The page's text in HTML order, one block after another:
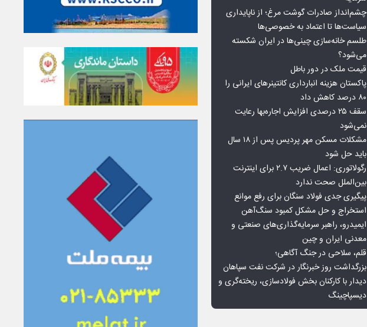
چشم‌انداز صادرات گوشت مرغ؛ از ناپایداری
سیاست‌ها تا اعتماد به خصوصی‌ها
طلسم خانه‌سازی چینی‌ها در ایران شکسته
می‌شود؟
قیمت ملک در دور باطل
پاکستان هزینه انبارداری کانتینرهای ایرانی را
۸۰ درصد کاهش داد
سقف ۲۵ درصدی افزایش اجاره‌بها رعایت
نمی‌شود
مشکلات مسکن مهر پردیس پس از ۱۸ سال
باید حل شود
رگولاتوری: اعمال ضریب ۲.۷ برای اینترنت
بین‌الملل صحت ندارد
پیگیری جدی فولاد سنگان برای رفع موانع
استخراج و حل مشکل کمبود سنگ‌آهن
ایمیدرو، راهبر سرمایه‌گذاری‌های صنعتی و
معدنی ایران و چین
قلم، سلاحی در جنگ آگاهی؛
بزرگداشت روز خبرنگار در شرکت نفت سپاهان
دیدار با کارکنان بخش فولادسازی، ریخته‌گری و
دیسپاچینگ